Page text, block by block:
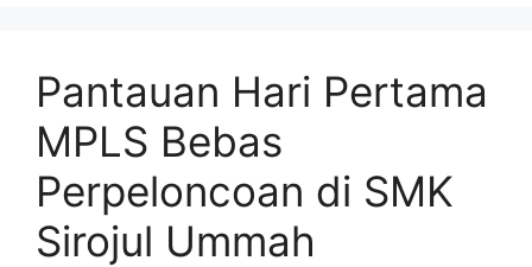
Pantauan Hari Pertama
MPLS Bebas
Perpeloncoan di SMK
Sirojul Ummah